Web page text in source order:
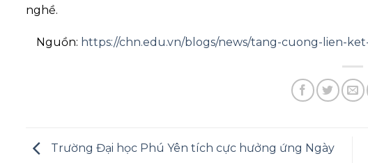
nghề.
Nguồn: https://chn.edu.vn/blogs/news/tang-cuong-lien-
Trường Đại học Phú Yên tích cực hưởng ứng Ngày